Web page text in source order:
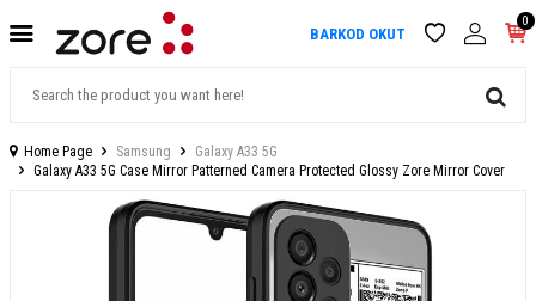
BARKOD OKUT
0
Home Page Samsung
Galaxy A33 5G
Galaxy A33 5G Case Mirror Patterned Camera Protected Glossy Zore Mirror Cover